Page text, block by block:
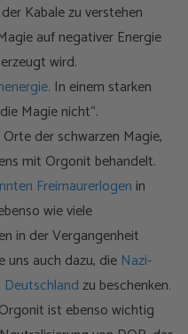
Kabale zu verstehen
auf negativer Energie
wird.
In einem starken
Magie nicht“.
der schwarzen Magie,
mit Orgonit behandelt.
Freimaurerlogen in
wie viele
in der Vergangenheit
uns auch dazu, die Nazi-
zu beschenken.
ist ebenso wichtig